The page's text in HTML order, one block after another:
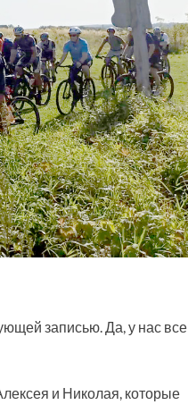
записью. Да, у нас все
и Николая, которые